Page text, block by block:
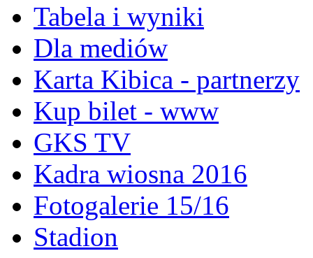
Tabela i wyniki
Dla mediów
Karta Kibica - partnerzy
Kup bilet - www
GKS TV
Kadra wiosna 2016
Fotogalerie 15/16
Stadion